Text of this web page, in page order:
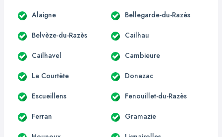
Alaigne Bellegarde-du-Razès
Belvèze-du-Razès Cailhau
Cailhavel Cambieure
La Courtète Donazac
Escueillens Fenouillet-du-Razès
Ferran Gramazie